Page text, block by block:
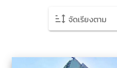
จัดเรียงตาม